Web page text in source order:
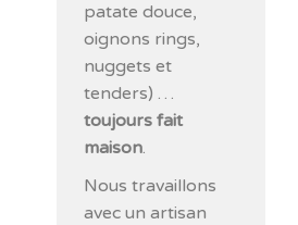
patate douce,
oignons rings,
nuggets et
tenders) …
toujours fait
maison.
Nous travaillons
avec un artisan